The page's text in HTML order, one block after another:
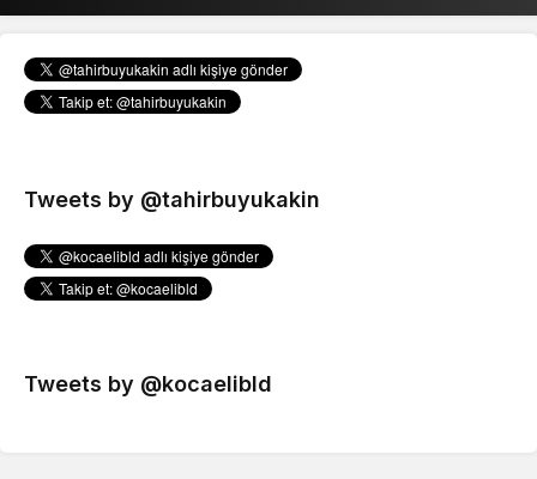
Tweets by @tahirbuyukakin
Tweets by @kocaelibld